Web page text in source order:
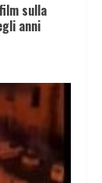
sulla
anni